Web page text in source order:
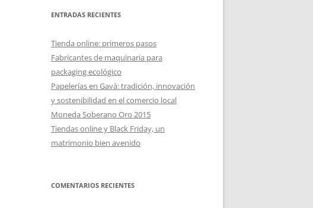
ENTRADAS RECIENTES
Tienda online: primeros pasos
Fabricantes de maquinaria para
packaging ecológico
Papelerías en Gavà: tradición, innovación
y sostenibilidad en el comercio local
Moneda Soberano Oro 2015
Tiendas online y Black Friday, un
matrimonio bien avenido
COMENTARIOS RECIENTES